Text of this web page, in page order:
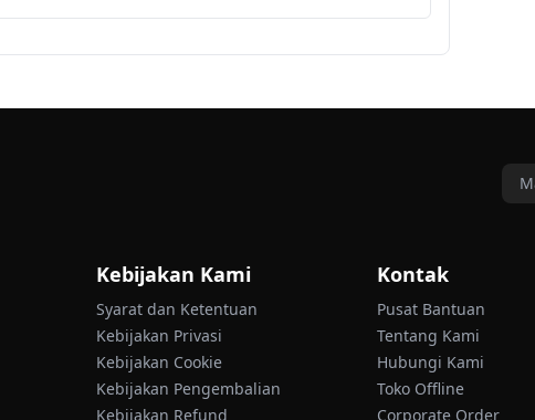
Kebijakan Kami
Syarat dan Ketentuan
Kebijakan Privasi
Kebijakan Cookie
Kebijakan Pengembalian
Kebijakan Refund
Kontak
Pusat Bantuan
Tentang Kami
Hubungi Kami
Toko Offline
Corporate Order